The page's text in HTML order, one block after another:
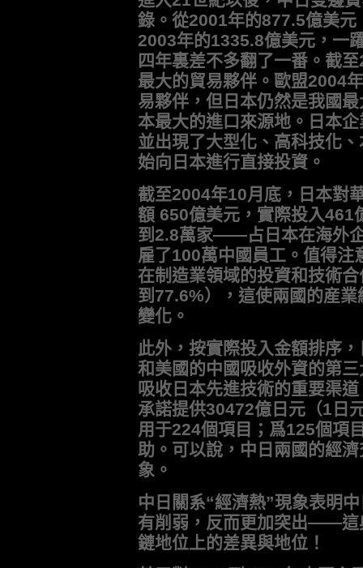
錄。從2001年的877.5億美
2003年的1335.8億美元，一
四年裏差不多翻了一番。截
最大的貿易夥伴。歐盟2004
易夥伴，但日本仍然是我國
本最大的進口來源地。日本
並出現了大型化、高科技化
始向日本進行直接投資。
截至2004年10月底，日本對
額 650億美元，實際投入461
到2.8萬家——占日本在海外
雇了100萬中國員工。值得注
在制造業領域的投資和技術
到77.6%），這使兩國的産
變化。
此外，按實際投入金額排序
和美國的中國吸收外資的第
吸收日本先進技術的重要渠
承諾提供30472億日元（1日
用于224個項目；爲125個項
助。可以說，中日兩國的經
象。
中日關系“經濟熱”現象表明
有削弱，反而更加突出——這
鏈地位上的差異與地位！